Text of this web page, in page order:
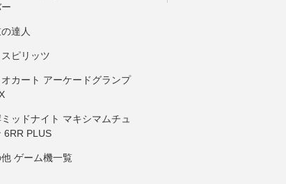
達人
ピリッツ
カート アーケードグランプ
ッドナイト マキシマムチュ
6RR PLUS
ゲーム機一覧